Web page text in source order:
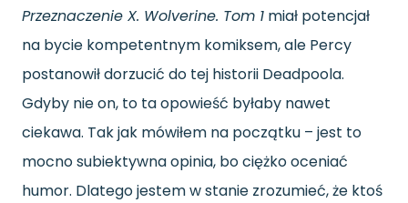
Przeznaczenie X. Wolverine. Tom 1 miał potencjał
na bycie kompetentnym komiksem, ale Percy
postanowił dorzucić do tej historii Deadpoola.
Gdyby nie on, to ta opowieść byłaby nawet
ciekawa. Tak jak mówiłem na początku – jest to
mocno subiektywna opinia, bo ciężko oceniać
humor. Dlatego jestem w stanie zrozumieć, że ktoś